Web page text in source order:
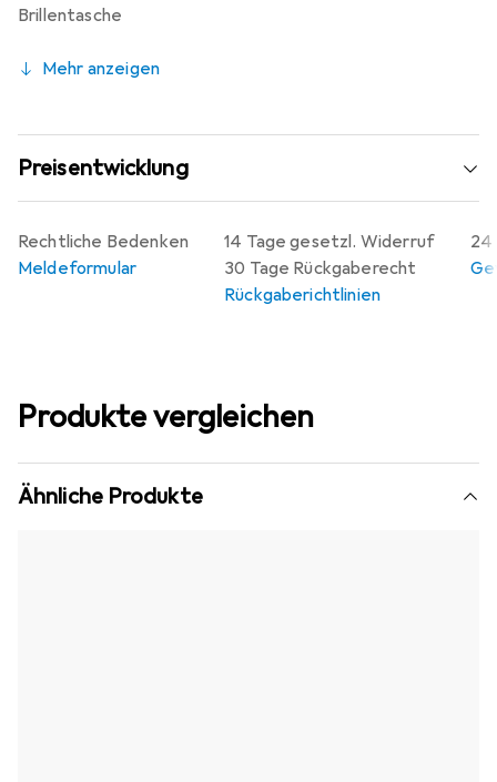
Brillentasche
Mehr anzeigen
Preisentwicklung
14 Tage gesetzl. Widerruf
30 Tage Rückgaberecht
Rückgaberichtlinien
24
Rechtliche Bedenken
Meldeformular
Produkte vergleichen
Ähnliche Produkte